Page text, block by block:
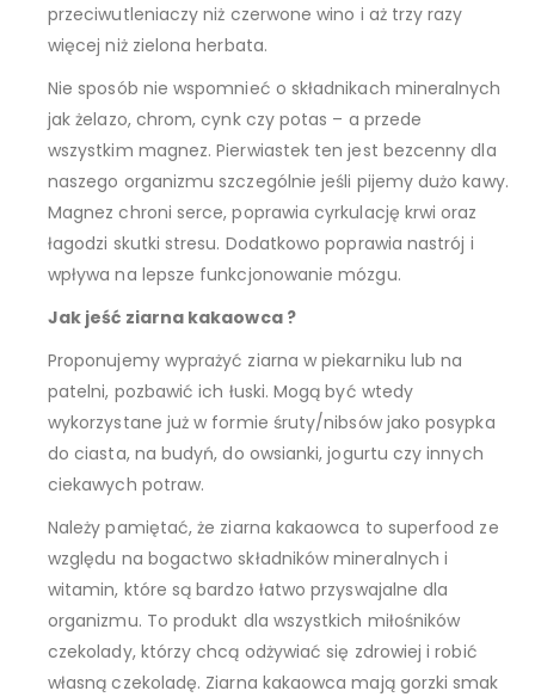
przeciwutleniaczy niż czerwone wino i aż trzy razy
więcej niż zielona herbata.
Nie sposób nie wspomnieć o składnikach mineralnych
jak żelazo, chrom, cynk czy potas – a przede
wszystkim magnez. Pierwiastek ten jest bezcenny dla
naszego organizmu szczególnie jeśli pijemy dużo kawy.
Magnez chroni serce, poprawia cyrkulację krwi oraz
łagodzi skutki stresu. Dodatkowo poprawia nastrój i
wpływa na lepsze funkcjonowanie mózgu.
Jak jeść ziarna kakaowca ?
Proponujemy wyprażyć ziarna w piekarniku lub na
patelni, pozbawić ich łuski. Mogą być wtedy
wykorzystane już w formie śruty/nibsów jako posypka
do ciasta, na budyń, do owsianki, jogurtu czy innych
ciekawych potraw.
Należy pamiętać, że ziarna kakaowca to superfood ze
względu na bogactwo składników mineralnych i
witamin, które są bardzo łatwo przyswajalne dla
organizmu. To produkt dla wszystkich miłośników
czekolady, którzy chcą odżywiać się zdrowiej i robić
własną czekoladę. Ziarna kakaowca mają gorzki smak